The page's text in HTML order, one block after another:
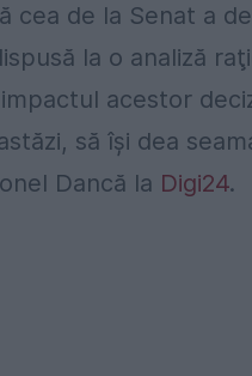
cea de la Senat a
la o analiză
acestor
să îşi dea
Dancă la Digi24.